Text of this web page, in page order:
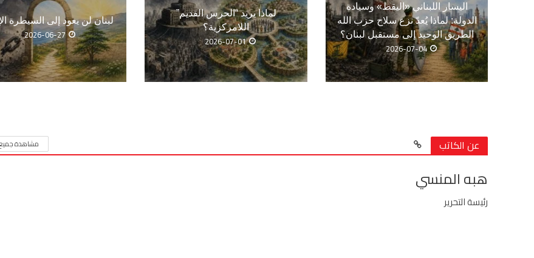
اليسار اللبناني «اليقظ» وسيادة
الدولة: لماذا يُعدّ نزع سلاح حزب الله
الطريق الوحيد إلى مستقبل لبنان؟
2026-07-04
لماذا يريد “الحرس القديم”
اللامركزية؟
2026-07-01
لبنان لن يعود إلى السيطرة
2026-06-27
عن الكاتب مشاهدة جميع
هبه المنسي
رئيسة التحرير